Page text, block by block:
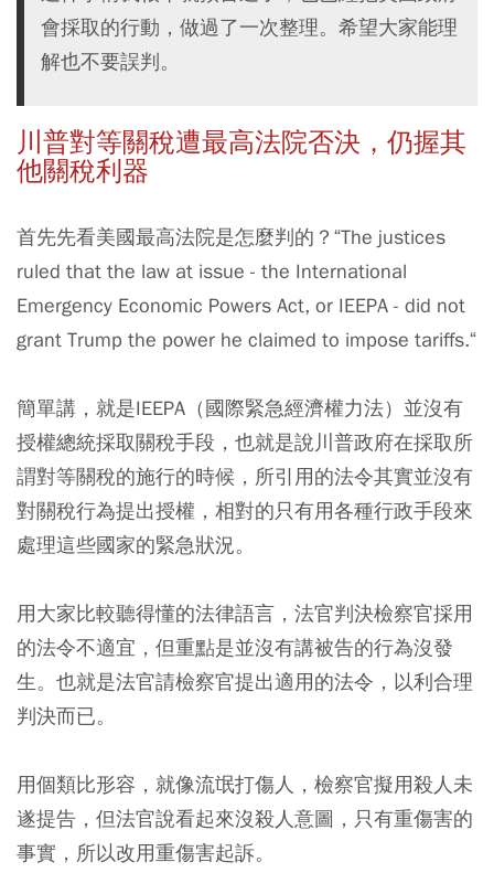
會採取的行動，做過了一次整理。希望大家能理
解也不要誤判。
川普對等關稅遭最高法院否決，仍握其
他關稅利器
首先先看美國最高法院是怎麼判的？“The justices
ruled that the law at issue - the International
Emergency Economic Powers Act, or IEEPA - did not
grant Trump the power he claimed to impose tariffs.“
簡單講，就是IEEPA（國際緊急經濟權力法）並沒有
授權總統採取關稅手段，也就是說川普政府在採取所
謂對等關稅的施行的時候，所引用的法令其實並沒有
對關稅行為提出授權，相對的只有用各種行政手段來
處理這些國家的緊急狀況。
用大家比較聽得懂的法律語言，法官判決檢察官採用
的法令不適宜，但重點是並沒有講被告的行為沒發
生。也就是法官請檢察官提出適用的法令，以利合理
判決而已。
用個類比形容，就像流氓打傷人，檢察官擬用殺人未
遂提告，但法官說看起來沒殺人意圖，只有重傷害的
事實，所以改用重傷害起訴。